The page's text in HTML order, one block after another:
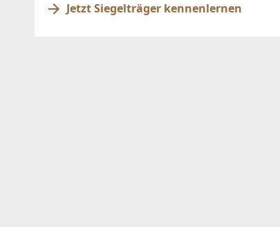
Jetzt Siegelträger kennenlernen